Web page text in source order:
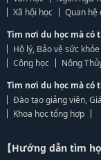
Xã hội học
Quan hệ
Tìm nơi du học mà có
Hộ lý, Bảo vệ sức khỏe
Công học
Nông
Tìm nơi du học mà có
Đào tạo giảng viên,
Khoa học tổng hợp
【Hướng dẫn tìm